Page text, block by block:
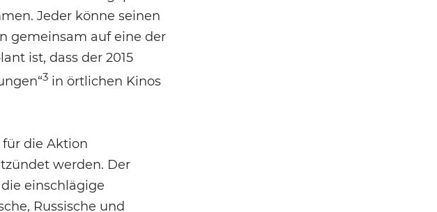
Jeder könne seinen
gemeinsam auf eine der
ist, dass der 2015
3 in örtlichen Kinos
für die Aktion
werden. Der
einschlägige
Russische und